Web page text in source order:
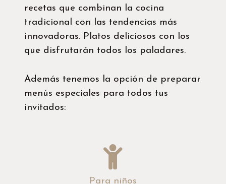
recetas que combinan la cocina
tradicional con las tendencias más
innovadoras. Platos deliciosos con los
que disfrutarán todos los paladares.
Además tenemos la opción de preparar
menús especiales para todos tus
invitados:
Para niños